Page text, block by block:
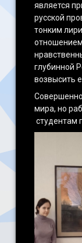
является
русской
тонким
глубинной
возвысить
мира, но
студентам